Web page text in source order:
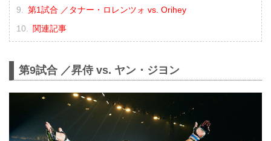
第1試合 ／タナー・ロレンツォ vs. Orihey
関連記事
第9試合 ／昇侍 vs. ヤン・ジヨン